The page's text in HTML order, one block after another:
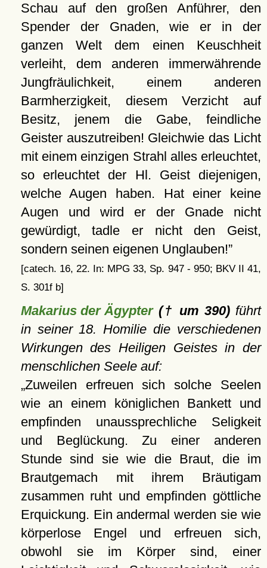
Schau auf den großen Anführer, den
Spender der Gnaden, wie er in der
ganzen Welt dem einen Keuschheit
verleiht, dem anderen immerwährende
Jungfräulichkeit, einem anderen
Barmherzigkeit, diesem Verzicht auf
Besitz, jenem die Gabe, feindliche
Geister auszutreiben! Gleichwie das Licht
mit einem einzigen Strahl alles erleuchtet,
so erleuchtet der Hl. Geist diejenigen,
welche Augen haben. Hat einer keine
Augen und wird er der Gnade nicht
gewürdigt, tadle er nicht den Geist,
sondern seinen eigenen Unglauben!
[catech. 16, 22. In: MPG 33, Sp. 947 - 950; BKV II 41,
S. 301f b]
Makarius der Ägypter(† um 390)führt
in seiner 18. Homilie die verschiedenen
Wirkungen des Heiligen Geistes in der
menschlichen Seele auf:
Zuweilen erfreuen sich solche Seelen
wie an einem königlichen Bankett und
empfinden unaussprechliche Seligkeit
und Beglückung. Zu einer anderen
Stunde sind sie wie die Braut, die im
Brautgemach mit ihrem Bräutigam
zusammen ruht und empfinden göttliche
Erquickung. Ein andermal werden sie wie
körperlose Engel und erfreuen sich,
obwohl sie im Körper sind, einer